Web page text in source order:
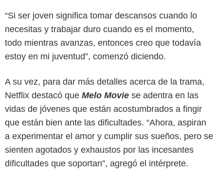
“Si ser joven significa tomar descansos cuando lo
necesitas y trabajar duro cuando es el momento,
todo mientras avanzas, entonces creo que todavía
estoy en mi juventud”, comenzó diciendo.
A su vez, para dar más detalles acerca de la trama,
Netflix destacó que Melo Movie se adentra en las
vidas de jóvenes que están acostumbrados a fingir
que están bien ante las dificultades. “Ahora, aspiran
a experimentar el amor y cumplir sus sueños, pero se
sienten agotados y exhaustos por las incesantes
dificultades que soportan”, agregó el intérprete.